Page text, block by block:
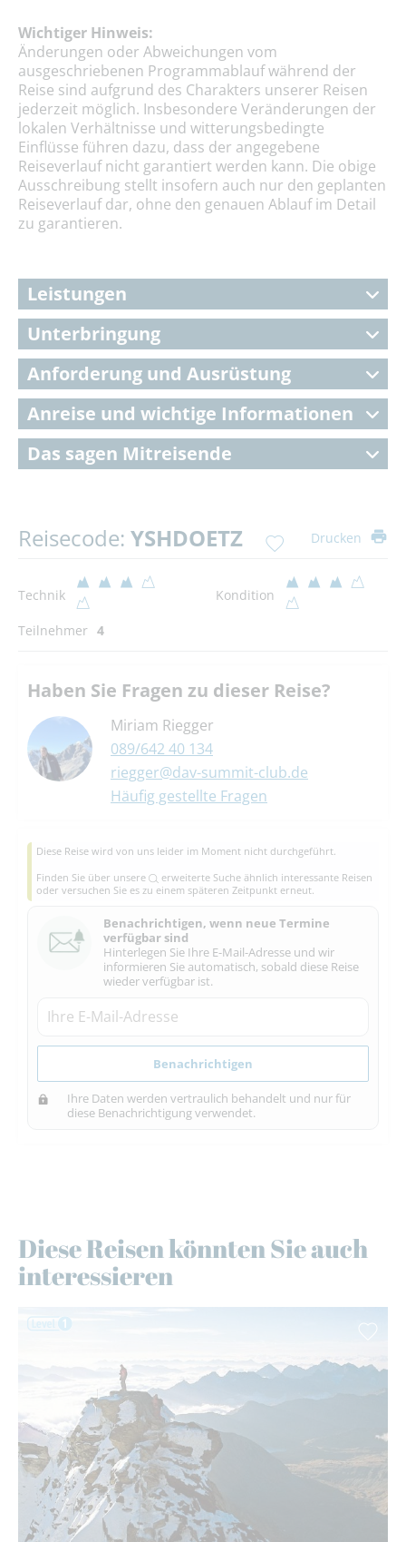
Wichtiger Hinweis:
Änderungen oder Abweichungen vom
ausgeschriebenen Programmablauf während der
Reise sind aufgrund des Charakters unserer Reisen
jederzeit möglich. Insbesondere Veränderungen der
lokalen Verhältnisse und witterungsbedingte
Einflüsse führen dazu, dass der angegebene
Reiseverlauf nicht garantiert werden kann. Die obige
Ausschreibung stellt insofern auch nur den geplanten
Reiseverlauf dar, ohne den genauen Ablauf im Detail
zu garantieren.
Leistungen
Unterbringung
Anforderung und Ausrüstung
Anreise und wichtige Informationen
Das sagen Mitreisende
Reisecode: YSHDOETZ Drucken
Technik Kondition
Teilnehmer 4
Haben Sie Fragen zu dieser Reise?
Miriam Riegger
089/642 40 134
riegger@dav-summit-club.de
Häufig gestellte Fragen
Diese Reise wird von uns leider im Moment nicht durchgeführt.
Finden Sie über unsere
erweiterte Suche ähnlich interessante Reisen
oder versuchen Sie es zu einem späteren Zeitpunkt erneut.
Benachrichtigen, wenn neue Termine
verfügbar sind
Hinterlegen Sie Ihre E-Mail-Adresse und wir
informieren Sie automatisch, sobald diese Reise
wieder verfügbar ist.
Benachrichtigen
Ihre Daten werden vertraulich behandelt und nur für
diese Benachrichtigung verwendet.
Diese Reisen könnten Sie auch
interessieren